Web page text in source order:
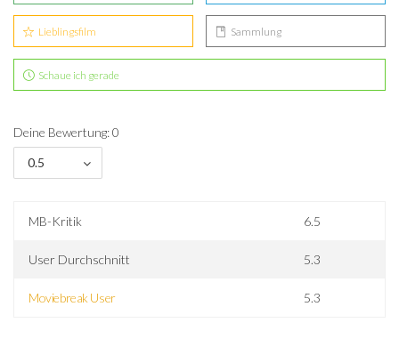
Lieblingsfilm Sammlung
Schaue ich gerade
Deine Bewertung: 0
0.5
MB-Kritik 6.5
User Durchschnitt 5.3
Moviebreak User 5.3